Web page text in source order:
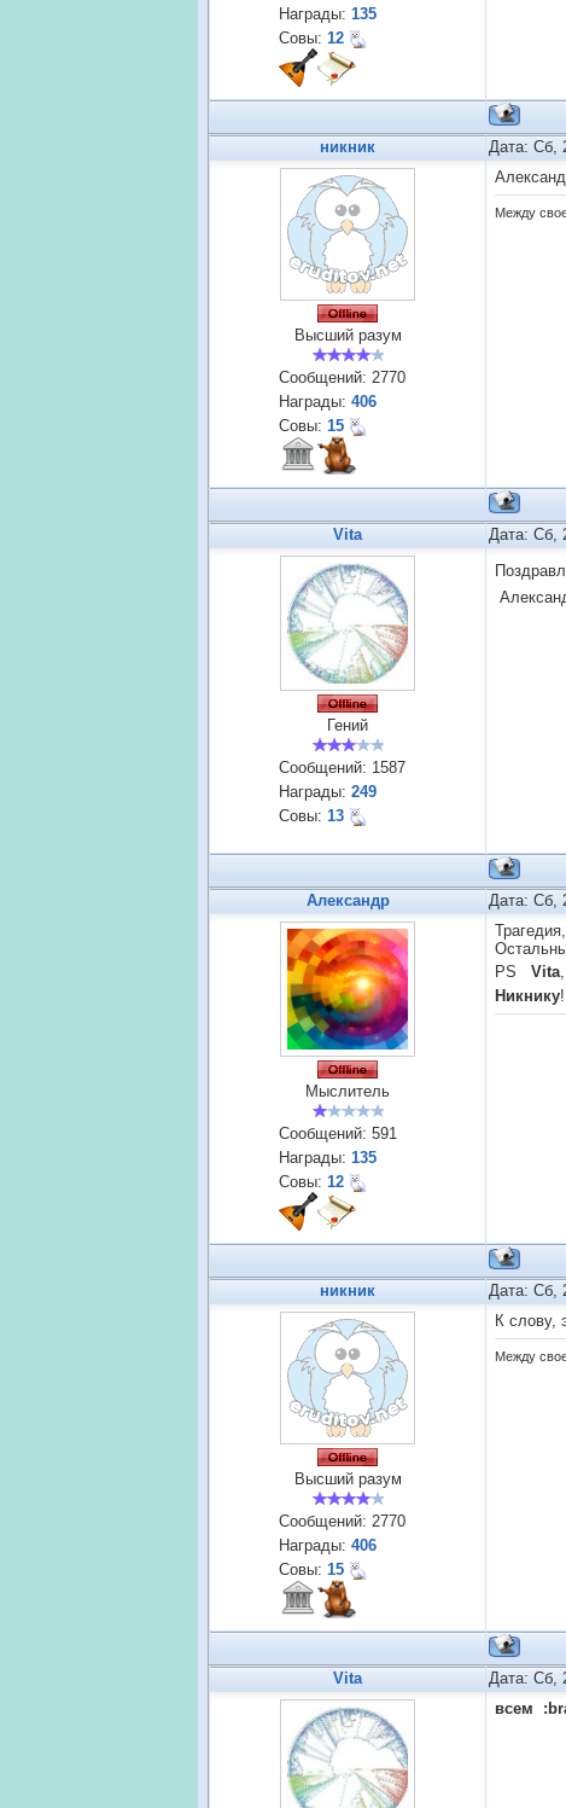
Награды: 135
Совы: 12
никник Дата: Сб,
Высший разум
Сообщений: 2770
Награды: 406
Совы: 15
Между
Vita Дата: Сб,
Гений
Сообщений: 1587
Награды: 249
Совы: 13
Александр Дата: Сб,
Мыслитель
Сообщений: 591
Награды: 135
Совы: 12
PS Vita
Никнику!
никник Дата: Сб,
Высший разум
Сообщений: 2770
Награды: 406
Совы: 15
К слову,
Между
Vita Дата: Сб,
всем